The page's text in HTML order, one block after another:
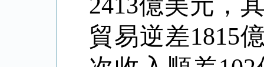
貿易逆差1815